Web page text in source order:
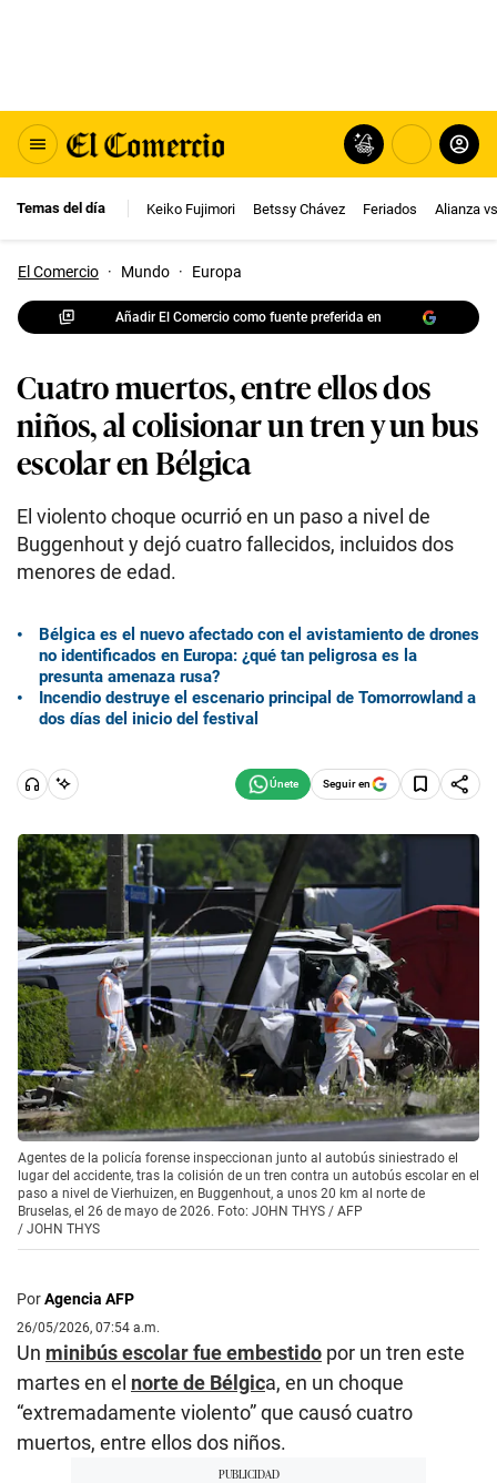
Temas del día Keiko Fujimori Betssy Chávez Feriados Alianza
El Comercio · Mundo · Europa
Añadir El Comercio como fuente preferida en
Cuatro muertos, entre ellos dos
niños, al colisionar un tren y un bus
escolar en Bélgica
El violento choque ocurrió en un paso a nivel de
Buggenhout y dejó cuatro fallecidos, incluidos dos
menores de edad.
Bélgica es el nuevo afectado con el avistamiento de drones
no identificados en Europa: ¿qué tan peligrosa es la
presunta amenaza rusa?
Incendio destruye el escenario principal de Tomorrowland a
dos días del inicio del festival
Seguir en
Agentes de la policía forense inspeccionan junto al autobús siniestrado el
lugar del accidente, tras la colisión de un tren contra un autobús escolar en el
paso a nivel de Vierhuizen, en Buggenhout, a unos 20 km al norte de
Bruselas, el 26 de mayo de 2026. Foto: JOHN THYS / AFP
/ JOHN THYS
PorAgencia AFP
26/05/2026, 07:54 a.m.
Un minibús escolar fue embestido por un tren este
martes en el norte de Bélgica, en un choque
“extremadamente violento” que causó cuatro
muertos, entre ellos dos niños.